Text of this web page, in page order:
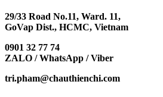
29/33 Road No.11, Ward. 11,
GoVap Dist., HCMC, Vietnam
0901 32 77 74
ZALO / WhatsApp / Viber
tri.pham@chauthienchi.com